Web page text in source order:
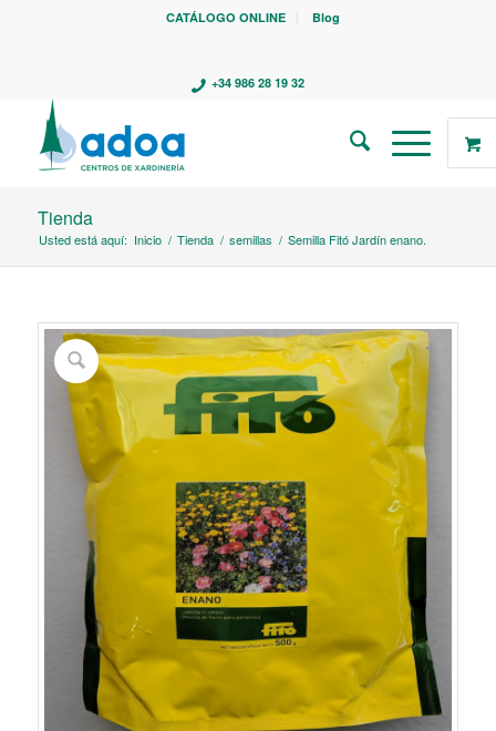
CATÁLOGO ONLINE Blog
+34 986 28 19 32
Tienda
Usted está aquí: Inicio / Tienda / semillas / Semilla Fitó Jardín enano.